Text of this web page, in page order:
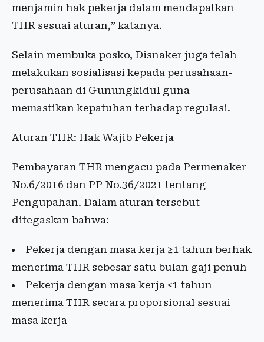
menjamin hak pekerja dalam mendapatkan
THR sesuai aturan,” katanya.
Selain membuka posko, Disnaker juga telah
melakukan sosialisasi kepada perusahaan-
perusahaan di Gunungkidul guna
memastikan kepatuhan terhadap regulasi.
Aturan THR: Hak Wajib Pekerja
Pembayaran THR mengacu pada Permenaker
No.6/2016 dan PP No.36/2021 tentang
Pengupahan. Dalam aturan tersebut
ditegaskan bahwa:
Pekerja dengan masa kerja ≥1 tahun berhak
menerima THR sebesar satu bulan gaji penuh
Pekerja dengan masa kerja <1 tahun
menerima THR secara proporsional sesuai
masa kerja